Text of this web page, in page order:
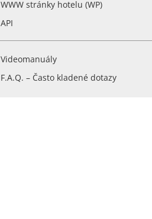
WWW stránky hotelu (WP)
API
Videomanuály
F.A.Q. – Často kladené dotazy